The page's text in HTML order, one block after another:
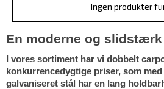
Ingen produkter
En moderne og
I vores sortiment har vi dobbelt
konkurrencedygtige priser, som
galvaniseret stål har en lang